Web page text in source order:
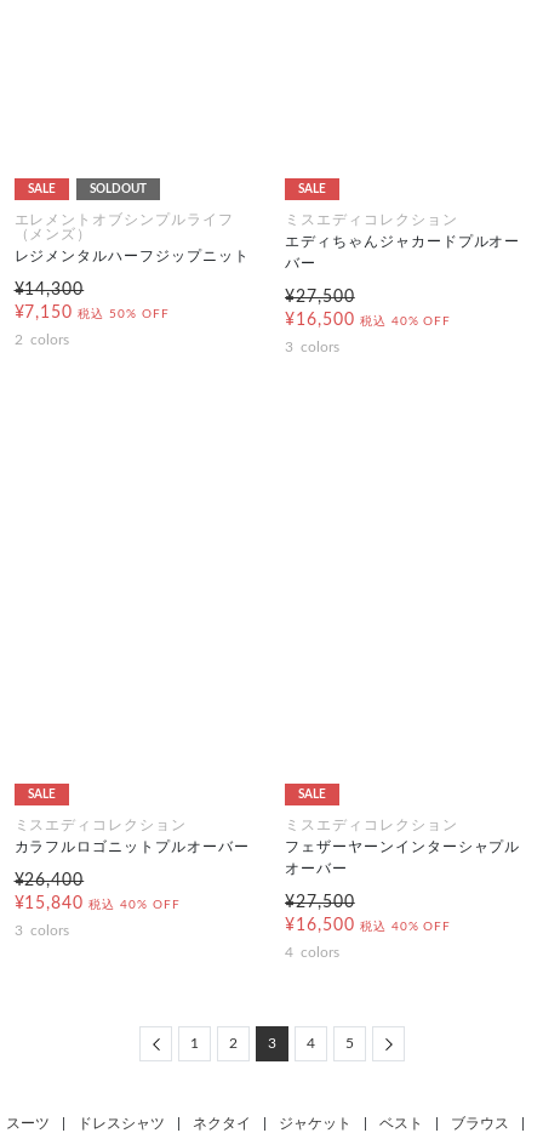
SALE SOLDOUT
エレメントオブシンプルライフ
（メンズ）
レジメンタルハーフジップニット
¥14,300
¥7,150 税込 50% OFF
2 colors
SALE
ミスエディコレクション
エディちゃんジャカードプルオー
バー
¥27,500
¥16,500 税込 40% OFF
3 colors
SALE
ミスエディコレクション
カラフルロゴニットプルオーバー
¥26,400
¥15,840 税込 40% OFF
3 colors
SALE
ミスエディコレクション
フェザーヤーンインターシャプル
オーバー
¥27,500
¥16,500 税込 40% OFF
4 colors
Previous
1 2 3 4 5 Next
スーツ ドレスシャツ ネクタイ ジャケット ベスト ブラウス